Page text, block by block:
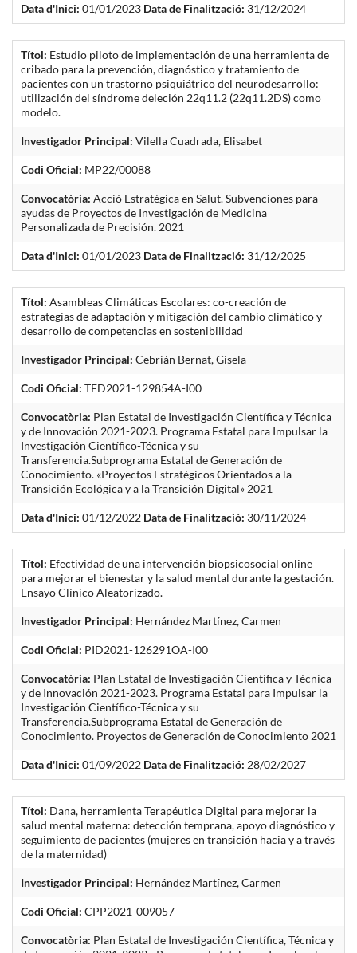
Data d'Inici: 01/01/2023 Data de Finalització: 31/12/2024
Títol: Estudio piloto de implementación de una herramienta de
cribado para la prevención, diagnóstico y tratamiento de
pacientes con un trastorno psiquiátrico del neurodesarrollo:
utilización del síndrome deleción 22q11.2 (22q11.2DS) como
modelo.
Investigador Principal: Vilella Cuadrada, Elisabet
Codi Oficial: MP22/00088
Convocatòria: Acció Estratègica en Salut. Subvenciones para
ayudas de Proyectos de Investigación de Medicina
Personalizada de Precisión. 2021
Data d'Inici: 01/01/2023 Data de Finalització: 31/12/2025
Títol: Asambleas Climáticas Escolares: co-creación de
estrategias de adaptación y mitigación del cambio climático y
desarrollo de competencias en sostenibilidad
Investigador Principal: Cebrián Bernat, Gisela
Codi Oficial: TED2021-129854A-I00
Convocatòria: Plan Estatal de Investigación Científica y Técnica
y de Innovación 2021-2023. Programa Estatal para Impulsar la
Investigación Científico-Técnica y su
Transferencia.Subprograma Estatal de Generación de
Conocimiento. «Proyectos Estratégicos Orientados a la
Transición Ecológica y a la Transición Digital» 2021
Data d'Inici: 01/12/2022 Data de Finalització: 30/11/2024
Títol: Efectividad de una intervención biopsicosocial online
para mejorar el bienestar y la salud mental durante la gestación.
Ensayo Clínico Aleatorizado.
Investigador Principal: Hernández Martínez, Carmen
Codi Oficial: PID2021-126291OA-I00
Convocatòria: Plan Estatal de Investigación Científica y Técnica
y de Innovación 2021-2023. Programa Estatal para Impulsar la
Investigación Científico-Técnica y su
Transferencia.Subprograma Estatal de Generación de
Conocimiento. Proyectos de Generación de Conocimiento 2021
Data d'Inici: 01/09/2022 Data de Finalització: 28/02/2027
Títol: Dana, herramienta Terapéutica Digital para mejorar la
salud mental materna: detección temprana, apoyo diagnóstico y
seguimiento de pacientes (mujeres en transición hacia y a través
de la maternidad)
Investigador Principal: Hernández Martínez, Carmen
Codi Oficial: CPP2021-009057
Convocatòria: Plan Estatal de Investigación Científica, Técnica y